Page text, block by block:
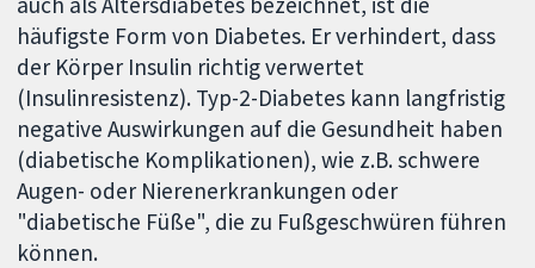
häufigste Form von Diabetes. Er verhindert, dass
der Körper Insulin richtig verwertet
(Insulinresistenz). Typ-2-Diabetes kann langfristig
negative Auswirkungen auf die Gesundheit haben
(diabetische Komplikationen), wie z.B. schwere
Augen- oder Nierenerkrankungen oder
"diabetische Füße", die zu Fußgeschwüren führen
können.